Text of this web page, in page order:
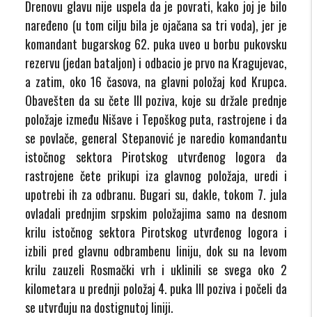
Drenovu glavu nije uspela da je povrati, kako joj je bilo
naređeno (u tom cilju bila je ojačana sa tri voda), jer je
komandant bugarskog 62. puka uveo u borbu pukovsku
rezervu (jedan bataljon) i odbacio je prvo na Kragujevac,
a zatim, oko 16 časova, na glavni položaj kod Krupca.
Obavešten da su čete III poziva, koje su držale prednje
položaje između Nišave i Tepoškog puta, rastrojene i da
se povlače, general Stepanović je naredio komandantu
istočnog sektora Pirotskog utvrđenog logora da
rastrojene čete prikupi iza glavnog položaja, uredi i
upotrebi ih za odbranu. Bugari su, dakle, tokom 7. jula
ovladali prednjim srpskim položajima samo na desnom
krilu istočnog sektora Pirotskog utvrđenog logora i
izbili pred glavnu odbrambenu liniju, dok su na levom
krilu zauzeli Rosmački vrh i uklinili se svega oko 2
kilometara u prednji položaj 4. puka III poziva i počeli da
se utvrđuju na dostignutoj liniji.